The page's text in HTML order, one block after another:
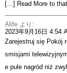
[…] Read More to
Alife より:
2023年9月16日 4:54
Zarejestruj się Pokój
smisjami
e pule nagród niż